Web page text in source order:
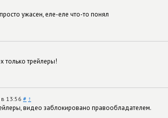
ужасен, еле-еле что-то понял
только трейлеры!
13:56 # ↑
видео заблокировано правообладателем.